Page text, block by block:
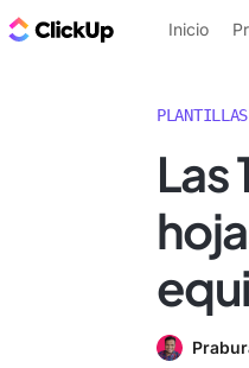
ClickUp Blog
Inicio
PLANTILLAS
Las